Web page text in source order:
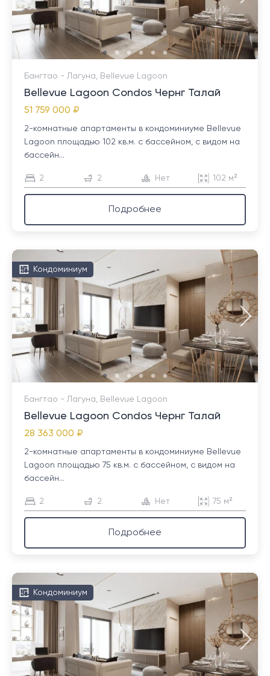
Бангтао - Лагуна, Bellevue Lagoon
Bellevue Lagoon Condos Чернг Талай
51 759 000 ₽
2-комнатные апартаменты в кондоминиуме Bellevue
Lagoon площадью 102 кв.м. с бассейном, с видом на
бассейн...
2 2 Нет 102 м²
Подробнее
Кондоминиум
Бангтао - Лагуна, Bellevue Lagoon
Bellevue Lagoon Condos Чернг Талай
28 363 000 ₽
2-комнатные апартаменты в кондоминиуме Bellevue
Lagoon площадью 75 кв.м. с бассейном, с видом на
бассейн...
2 2 Нет 75 м²
Подробнее
Кондоминиум